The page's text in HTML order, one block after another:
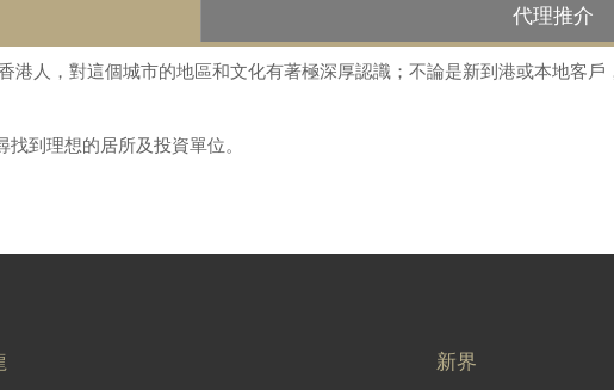
代理推介
人，對這個城市的地區和文化有著極深厚認識；不論是新到港或本地客
到理想的居所及投資單位。
新界